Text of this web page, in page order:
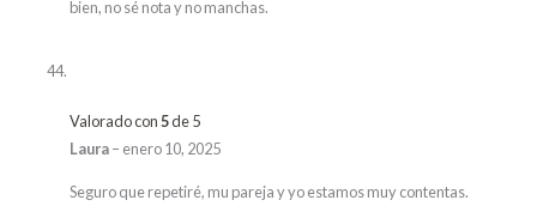
bien, no sé nota y no manchas.
Valorado con5de 5
Laura– enero 10, 2025
Seguro que repetiré, mu pareja y yo estamos muy contentas.